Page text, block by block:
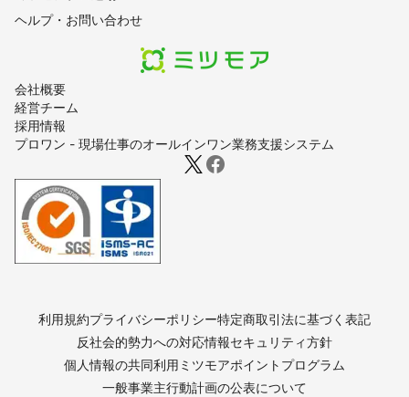
会社概要
経営チーム
採用情報
プロワン - 現場仕事のオールインワン業務支援システム
ヘルプ・お問い合わせ
利用規約プライバシーポリシー特定商取引法に基づく表記
反社会的勢力への対応情報セキュリティ方針
個人情報の共同利用 ミツモアポイントプログラム
一般事業主行動計画の公表について